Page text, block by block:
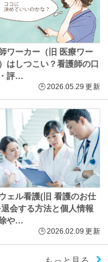
ワーカー（旧 医療ワー
はしつこい？看護師の口
評…
🕒2026.05.29 更新
ェル看護(旧 看護のお仕
会する方法と個人情報
や…
🕒2026.02.09 更新